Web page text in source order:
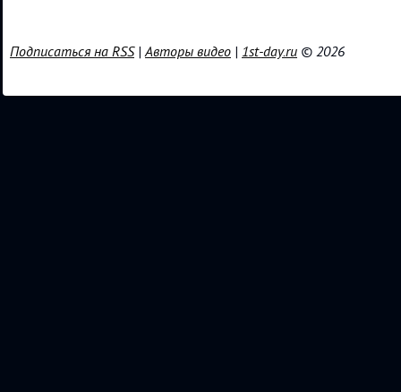
Подписаться на RSS|Авторы видео | 1st-day.ru © 2026